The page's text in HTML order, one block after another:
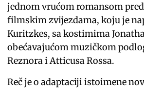
jednom vrućom romansom
filmskim zvijezdama, koju je
Kuritzkes, sa kostimima
obećavajućom muzičkom
Reznora i Atticusa Rossa.
Reč je o adaptaciji istoimene